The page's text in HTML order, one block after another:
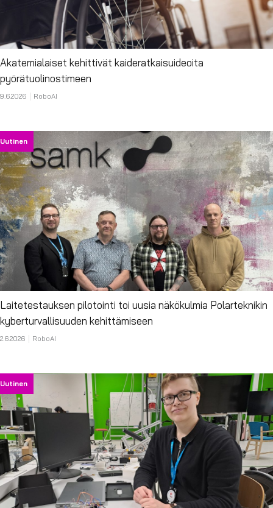
Akatemialaiset kehittivät kaideratkaisuideoita
pyörätuolinostimeen
9.6.2026 RoboAI
Uutinen
Laitetestauksen pilotointi toi uusia näkökulmia Polarteknikin
kyberturvallisuuden kehittämiseen
2.6.2026 RoboAI
Uutinen